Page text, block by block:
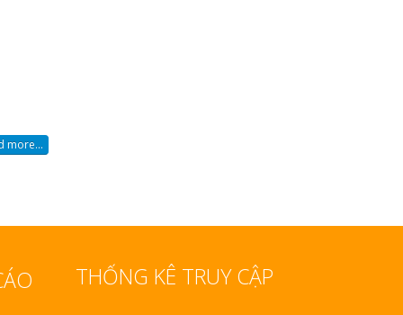
more...
THỐNG KÊ TRUY CẬP